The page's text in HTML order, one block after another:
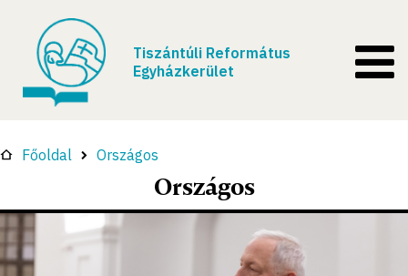
Tiszántúli Református
Egyházkerület
Főoldal Országos
Országos